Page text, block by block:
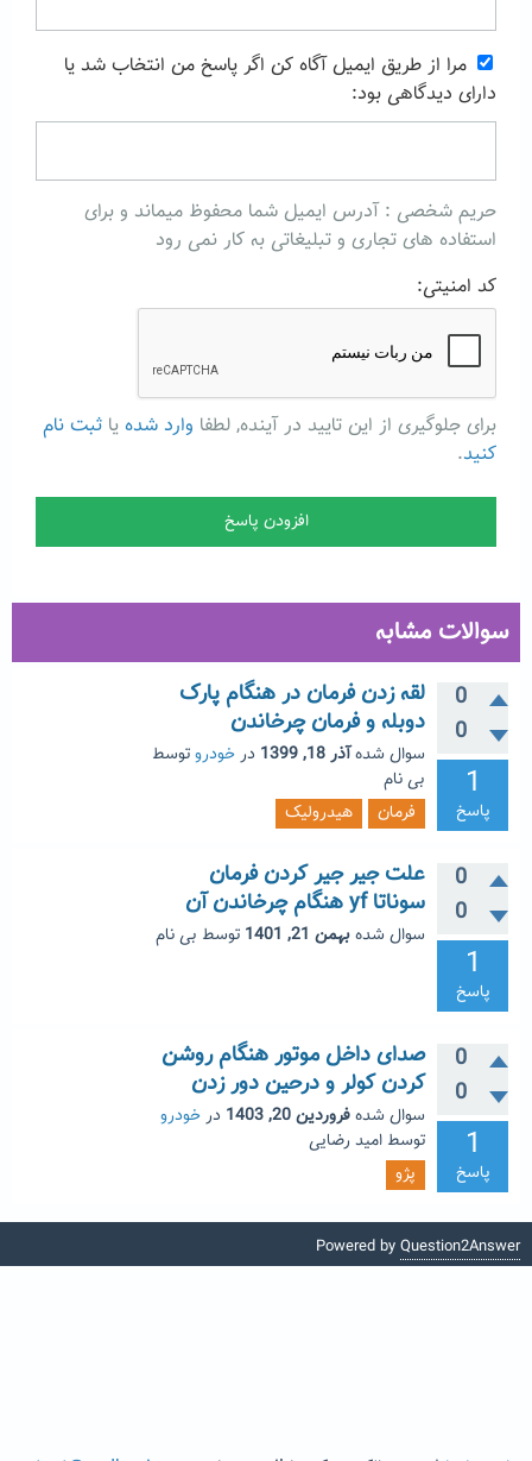
مرا از طریق ایمیل آگاه کن اگر پاسخ من انتخاب شد یا
دارای دیدگاهی بود:
حریم شخصی : آدرس ایمیل شما محفوظ میماند و برای
استفاده های تجاری و تبلیغاتی به کار نمی رود
کد امنیتی:
برای جلوگیری از این تایید در آینده, لطفا وارد شده یا ثبت نام
کنید.
سوالات مشابه
0
0
1
پاسخ
لقه زدن فرمان در هنگام پارک
دوبله و فرمان چرخاندن
سوال شدهآذر 18, 1399 درخودروتوسط
بی نام
فرمان
هیدرولیک
0
0
1
پاسخ
علت جیر جیر کردن فرمان
سوناتا yf هنگام چرخاندن آن
سوال شدهبهمن 21, 1401 توسط بی نام
0
0
1
پاسخ
صدای داخل موتور هنگام روشن
کردن کولر و درحین دور زدن
سوال شدهفروردین 20, 1403 درخودرو
توسط امید رضایی
پژو
Powered by Question2Answer